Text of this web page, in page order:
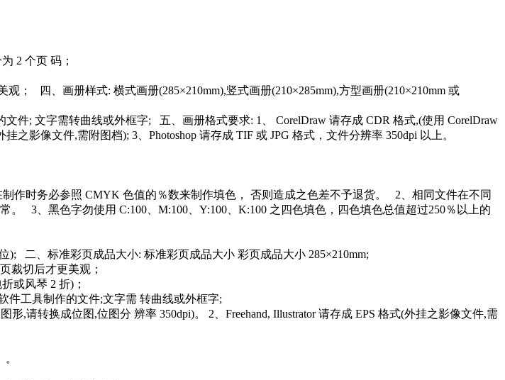
2 个页 码；
； 四、画册样式: 横式画册(285×210mm),竖式画册(210×285mm),方型画册(210×210mm 或
文件; 文字需转曲线或外框字; 五、画册格式要求: 1、 CorelDraw 请存成 CDR 格式,(使用 CorelDraw
之影像文件,需附图档); 3、Photoshop 请存成 TIF 或 JPG 格式，文件分辨率 350dpi 以上。
作时务必参照 CMYK 色值的％数来制作填色， 否则造成之色差不予退货。 2、相同文件在不同
3、黑色字勿使用 C:100、M:100、Y:100、K:100 之四色填色，四色填色总值超过250％以上的
); 二、标准彩页成品大小: 标准彩页成品大小 彩页成品大小 285×210mm;
裁切后才更美观；
或风琴 2 折)；
件工具制作的文件;文字需 转曲线或外框字;
,请转换成位图,位图分 辨率 350dpi)。 2、Freehand, Illustrator 请存成 EPS 格式(外挂之影像文件,需